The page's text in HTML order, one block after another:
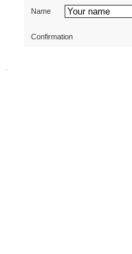
Name
Confirmation